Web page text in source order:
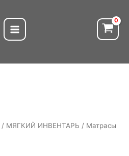
/ МЯГКИЙ ИНВЕНТАРЬ / Матрасы